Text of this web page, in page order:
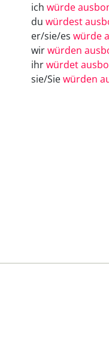
ich würde
du würdest
er/sie/es würde
wirwürden
ihrwürdet
sie/Siewürden